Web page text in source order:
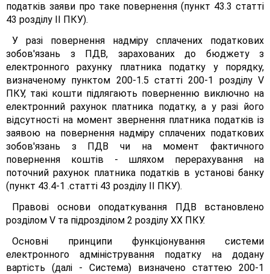
податків заяви про таке повернення (пункт 43.3 статті
43 розділу II ПКУ).
У разі повернення надміру сплачених податкових
зобов'язань з ПДВ, зарахованих до бюджету з
електронного рахунку платника податку у порядку,
визначеному пунктом 200-1.5 статті 200-1 розділу V
ПКУ, такі кошти підлягають поверненню виключно на
електронний рахунок платника податку, а у разі його
відсутності на момент звернення платника податків із
заявою на повернення надміру сплачених податкових
зобов'язань з ПДВ чи на момент фактичного
повернення коштів - шляхом перерахування на
поточний рахунок платника податків в установі банку
(пункт 43.4-1 .статті 43 розділу II ПКУ).
Правові основи оподаткування ПДВ встановлено
розділом V та підрозділом 2 розділу XX ПКУ.
Основні принципи функціонування системи
електронного адміністрування податку на додану
вартість (далі - Система) визначено статтею 200-1